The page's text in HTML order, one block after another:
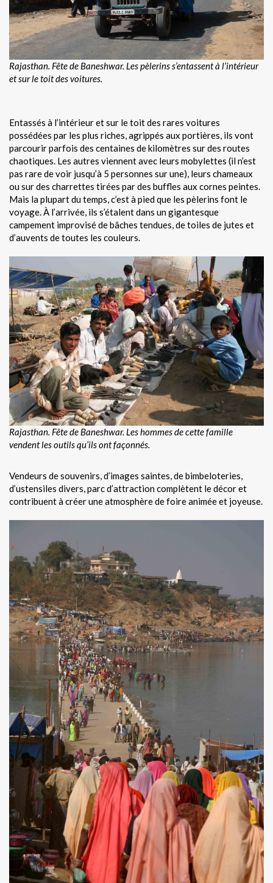
Rajasthan. Fête de Baneshwar. Les pèlerins s’entassent à l’intérieur
et sur le toit des voitures.
Entassés à l’intérieur et sur le toit des rares voitures
possédées par les plus riches, agrippés aux portières, ils vont
parcourir parfois des centaines de kilomètres sur des routes
chaotiques. Les autres viennent avec leurs mobylettes (il n’est
pas rare de voir jusqu’à 5 personnes sur une), leurs chameaux
ou sur des charrettes tirées par des buffles aux cornes peintes.
Mais la plupart du temps, c’est à pied que les pèlerins font le
voyage. À l’arrivée, ils s’étalent dans un gigantesque
campement improvisé de bâches tendues, de toiles de jutes et
d’auvents de toutes les couleurs.
Rajasthan. Fête de Baneshwar. Les hommes de cette famille
vendent les outils qu’ils ont façonnés.
Vendeurs de souvenirs, d’images saintes, de bimbeloteries,
d’ustensiles divers, parc d’attraction complètent le décor et
contribuent à créer une atmosphère de foire animée et joyeuse.